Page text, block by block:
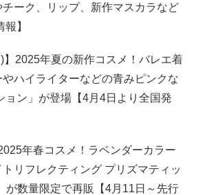
ーク、リップ、新作マスカラなど
】
】2025年夏の新作コスメ！バレエ着
ハイライターなどの青みピンクな
ョン」が登場【4月4日より全国発
年春コスメ！ラベンダーカラー
リフレクティング プリズマティッ
が数量限定で再販【4月11日～先行